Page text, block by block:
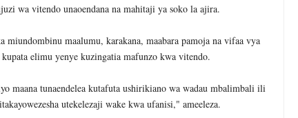
wa vitendo unaoendana na mahitaji ya soko la ajira.
maalumu, karakana, maabara pamoja na vifaa vya
elimu yenye kuzingatia mafunzo kwa vitendo.
maana tunaendelea kutafuta ushirikiano wa wadau mbalimbali ili
utekelezaji wake kwa ufanisi," ameeleza.